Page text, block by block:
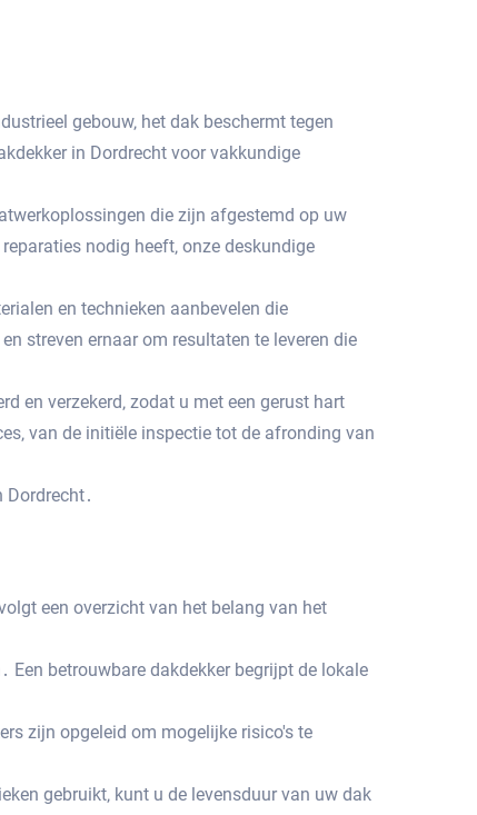
gebouw‚ het dak beschermt tegen
in Dordrecht voor vakkundige
die zijn afgestemd op uw
nodig heeft‚ onze deskundige
en technieken aanbevelen die
streven ernaar om resultaten te leveren die
en verzekerd‚ zodat u met een gerust hart
van de initiële inspectie tot de afronding van
een overzicht van het belang van het
Een betrouwbare dakdekker begrijpt de lokale
zijn opgeleid om mogelijke risico's te
gebruikt‚ kunt u de levensduur van uw dak